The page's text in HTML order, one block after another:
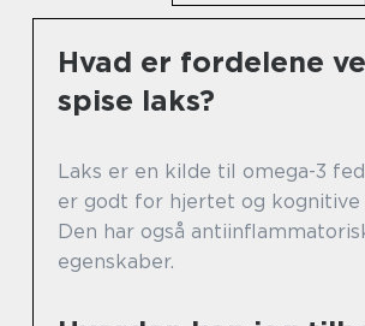
Hvad er fordelene
spise laks?
Laks er en kilde til omega-3
er godt for hjertet og kognitive
Den har også
egenskaber.